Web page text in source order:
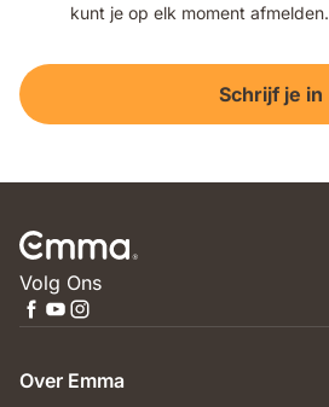
kunt je op elk moment afmelden.
Schrijf je in
Volg Ons
Over Emma